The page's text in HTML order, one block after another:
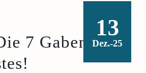
13
Dez.-25
7 Gaben des